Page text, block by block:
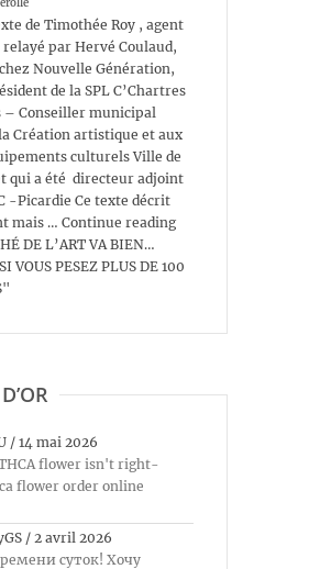
de Timothée Roy , agent
par Hervé Coulaud,
Nouvelle Génération,
de la SPL C’Chartres
– Conseiller municipal
Création artistique et aux
culturels Ville de
qui a été directeur adjoint
-Picardie Ce texte décrit
mais … Continue reading
DE L’ART VA BIEN…
VOUS PESEZ PLUS DE 100
/ 14 mai 2026
flower isn't right-
flower order online
/ 2 avril 2026
суток! Хочу